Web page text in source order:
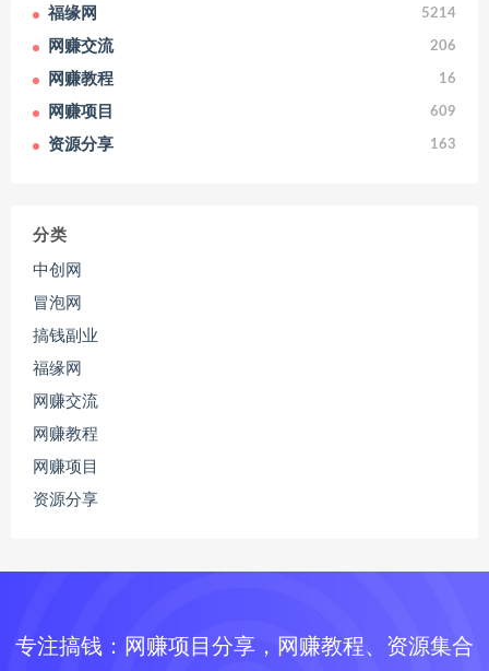
福缘网 5214
网赚交流 206
网赚教程 16
网赚项目 609
资源分享 163
分类
中创网
冒泡网
搞钱副业
福缘网
网赚交流
网赚教程
网赚项目
资源分享
专注搞钱：网赚项目分享，网赚教程、资源集合